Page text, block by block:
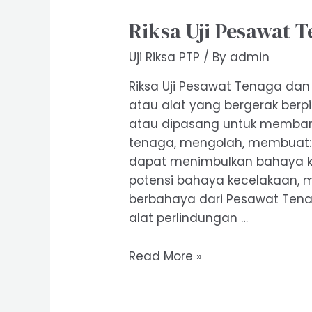
Riksa Uji Pesawat
Uji Riksa PTP / By admin
Riksa Uji Pesawat Tenaga
atau alat yang bergerak
atau dipasang untuk
tenaga, mengolah,
dapat menimbulkan bahaya
potensi bahaya kecelakaan,
berbahaya dari Pesawat
alat perlindungan …
Riksa
Read More »